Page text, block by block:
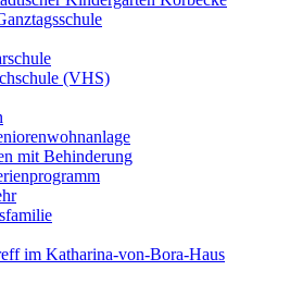
(VHS)
mit Behinderung
im Katharina-von-Bora-Haus